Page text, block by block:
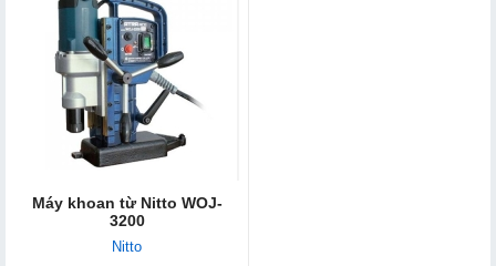
Máy khoan từ Nitto WOJ-
3200
Nitto